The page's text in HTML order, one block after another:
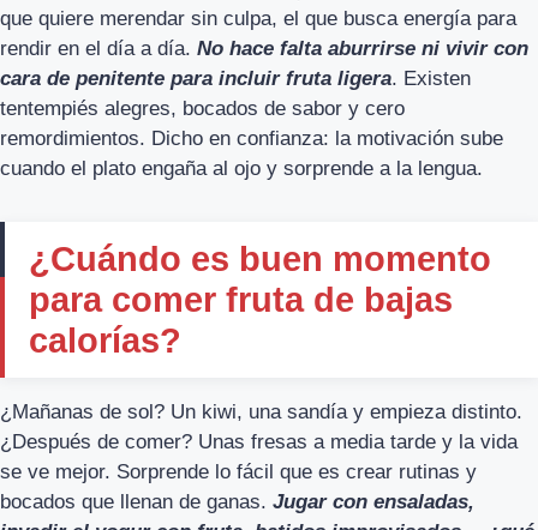
que quiere merendar sin culpa, el que busca energía para
rendir en el día a día. No hace falta aburrirse ni vivir con
cara de penitente para incluir fruta ligera. Existen
tentempiés alegres, bocados de sabor y cero
remordimientos. Dicho en confianza: la motivación sube
cuando el plato engaña al ojo y sorprende a la lengua.
¿Cuándo es buen momento
para comer fruta de bajas
calorías?
¿Mañanas de sol? Un kiwi, una sandía y empieza distinto.
¿Después de comer? Unas fresas a media tarde y la vida
se ve mejor. Sorprende lo fácil que es crear rutinas y
bocados que llenan de ganas. Jugar con ensaladas,